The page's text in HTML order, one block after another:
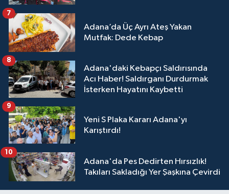
Adana’da Üç Ayrı Ateş Yakan
Mutfak: Dede Kebap
7
Adana'daki Kebapçı Saldırısında
Acı Haber! Saldırganı Durdurmak
İsterken Hayatını Kaybetti
8
Yeni S Plaka Kararı Adana'yı
Karıştırdı!
9
Adana'da Pes Dedirten Hırsızlık!
Takıları Sakladığı Yer Şaşkına Çevirdi
10